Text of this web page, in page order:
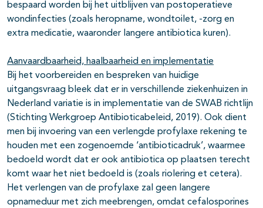
bespaard worden bij het uitblijven van postoperatieve
wondinfecties (zoals heropname, wondtoilet, -zorg en
extra medicatie, waaronder langere antibiotica kuren).
Aanvaardbaarheid, haalbaarheid en implementatie
Bij het voorbereiden en bespreken van huidige
uitgangsvraag bleek dat er in verschillende ziekenhuizen in
Nederland variatie is in implementatie van de SWAB richtlijn
(Stichting Werkgroep Antibioticabeleid, 2019). Ook dient
men bij invoering van een verlengde profylaxe rekening te
houden met een zogenoemde ‘antibioticadruk’, waarmee
bedoeld wordt dat er ook antibiotica op plaatsen terecht
komt waar het niet bedoeld is (zoals riolering et cetera).
Het verlengen van de profylaxe zal geen langere
opnameduur met zich meebrengen, omdat cefalosporines